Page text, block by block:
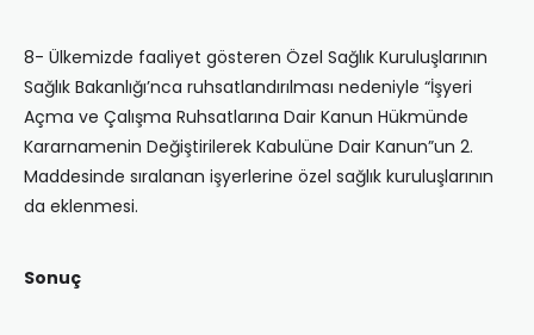
8- Ülkemizde faaliyet gösteren Özel Sağlık Kuruluşlarının
Sağlık Bakanlığı’nca ruhsatlandırılması nedeniyle “İşyeri
Açma ve Çalışma Ruhsatlarına Dair Kanun Hükmünde
Kararnamenin Değiştirilerek Kabulüne Dair Kanun”un 2.
Maddesinde sıralanan işyerlerine özel sağlık kuruluşlarının
da eklenmesi.
Sonuç